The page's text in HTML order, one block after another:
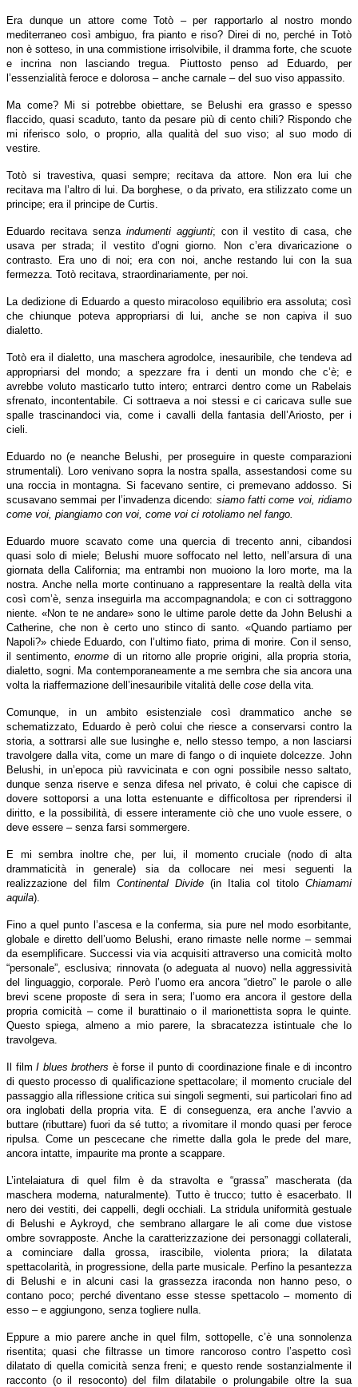
Era dunque un attore come Totò – per rapportarlo al nostro mondo
mediterraneo così ambiguo, fra pianto e riso? Direi di no, perché in Totò
non è sotteso, in una commistione irrisolvibile, il dramma forte, che scuote
e incrina non lasciando tregua. Piuttosto penso ad Eduardo, per
l’essenzialità feroce e dolorosa – anche carnale – del suo viso appassito.
Ma come? Mi si potrebbe obiettare, se Belushi era grasso e spesso
flaccido, quasi scaduto, tanto da pesare più di cento chili? Rispondo che
mi riferisco solo, o proprio, alla qualità del suo viso; al suo modo di
vestire.
Totò si travestiva, quasi sempre; recitava da attore. Non era lui che
recitava ma l’altro di lui. Da borghese, o da privato, era stilizzato come un
principe; era il principe de Curtis.
Eduardo recitava senza indumenti aggiunti; con il vestito di casa, che
usava per strada; il vestito d’ogni giorno. Non c’era divaricazione o
contrasto. Era uno di noi; era con noi, anche restando lui con la sua
fermezza. Totò recitava, straordinariamente, per noi.
La dedizione di Eduardo a questo miracoloso equilibrio era assoluta; così
che chiunque poteva appropriarsi di lui, anche se non capiva il suo
dialetto.
Totò era il dialetto, una maschera agrodolce, inesauribile, che tendeva ad
appropriarsi del mondo; a spezzare fra i denti un mondo che c’è; e
avrebbe voluto masticarlo tutto intero; entrarci dentro come un Rabelais
sfrenato, incontentabile. Ci sottraeva a noi stessi e ci caricava sulle sue
spalle trascinandoci via, come i cavalli della fantasia dell’Ariosto, per i
cieli.
Eduardo no (e neanche Belushi, per proseguire in queste comparazioni
strumentali). Loro venivano sopra la nostra spalla, assestandosi come su
una roccia in montagna. Si facevano sentire, ci premevano addosso. Si
scusavano semmai per l’invadenza dicendo: siamo fatti come voi, ridiamo
come voi, piangiamo con voi, come voi ci rotoliamo nel fango.
Eduardo muore scavato come una quercia di trecento anni, cibandosi
quasi solo di miele; Belushi muore soffocato nel letto, nell’arsura di una
giornata della California; ma entrambi non muoiono la loro morte, ma la
nostra. Anche nella morte continuano a rappresentare la realtà della vita
così com’è, senza inseguirla ma accompagnandola; e con ci sottraggono
niente. «Non te ne andare» sono le ultime parole dette da John Belushi a
Catherine, che non è certo uno stinco di santo. «Quando partiamo per
Napoli?» chiede Eduardo, con l’ultimo fiato, prima di morire. Con il senso,
il sentimento,enormedi un ritorno alle proprie origini, alla propria storia,
dialetto, sogni. Ma contemporaneamente a me sembra che sia ancora una
volta la riaffermazione dell’inesauribile vitalità delle cose della vita.
Comunque, in un ambito esistenziale così drammatico anche se
schematizzato, Eduardo è però colui che riesce a conservarsi contro la
storia, a sottrarsi alle sue lusinghe e, nello stesso tempo, a non lasciarsi
travolgere dalla vita, come un mare di fango o di inquiete dolcezze. John
Belushi, in un’epoca più ravvicinata e con ogni possibile nesso saltato,
dunque senza riserve e senza difesa nel privato, è colui che capisce di
dovere sottoporsi a una lotta estenuante e difficoltosa per riprendersi il
diritto, e la possibilità, di essere interamente ciò che uno vuole essere, o
deve essere – senza farsi sommergere.
E mi sembra inoltre che, per lui, il momento cruciale (nodo di alta
drammaticità in generale) sia da collocare nei mesi seguenti la
realizzazione del film Continental Divide (in Italia col titolo Chiamami
aquila).
Fino a quel punto l’ascesa e la conferma, sia pure nel modo esorbitante,
globale e diretto dell’uomo Belushi, erano rimaste nelle norme – semmai
da esemplificare. Successi via via acquisiti attraverso una comicità molto
“personale”, esclusiva; rinnovata (o adeguata al nuovo) nella aggressività
del linguaggio, corporale. Però l’uomo era ancora “dietro” le parole o alle
brevi scene proposte di sera in sera; l’uomo era ancora il gestore della
propria comicità – come il burattinaio o il marionettista sopra le quinte.
Questo spiega, almeno a mio parere, la sbracatezza istintuale che lo
travolgeva.
Il filmI blues brothers è forse il punto di coordinazione finale e di incontro
di questo processo di qualificazione spettacolare; il momento cruciale del
passaggio alla riflessione critica sui singoli segmenti, sui particolari fino ad
ora inglobati della propria vita. E di conseguenza, era anche l’avvio a
buttare (ributtare) fuori da sé tutto; a rivomitare il mondo quasi per feroce
ripulsa. Come un pescecane che rimette dalla gola le prede del mare,
ancora intatte, impaurite ma pronte a scappare.
L’intelaiatura di quel film è da stravolta e “grassa” mascherata (da
maschera moderna, naturalmente). Tutto è trucco; tutto è esacerbato. Il
nero dei vestiti, dei cappelli, degli occhiali. La stridula uniformità gestuale
di Belushi e Aykroyd, che sembrano allargare le ali come due vistose
ombre sovrapposte. Anche la caratterizzazione dei personaggi collaterali,
a cominciare dalla grossa, irascibile, violenta priora; la dilatata
spettacolarità, in progressione, della parte musicale. Perfino la pesantezza
di Belushi e in alcuni casi la grassezza iraconda non hanno peso, o
contano poco; perché diventano esse stesse spettacolo – momento di
esso – e aggiungono, senza togliere nulla.
Eppure a mio parere anche in quel film, sottopelle, c’è una sonnolenza
risentita; quasi che filtrasse un timore rancoroso contro l’aspetto così
dilatato di quella comicità senza freni; e questo rende sostanzialmente il
racconto (o il resoconto) del film dilatabile o prolungabile oltre la sua